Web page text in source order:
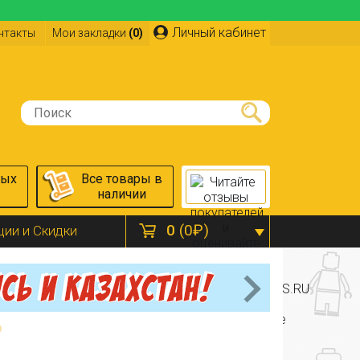
Личный кабинет
Мои закладки (0)
0 (0₽)
Все товары в
наличии
и Скидки